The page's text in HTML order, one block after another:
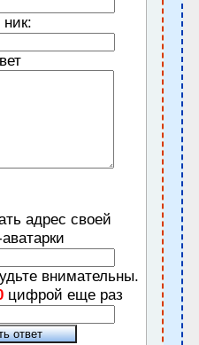
адрес своей
внимательны.
цифрой еще раз